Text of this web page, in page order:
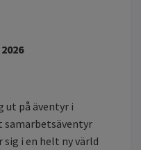
ut på äventyr i
i en helt ny värld